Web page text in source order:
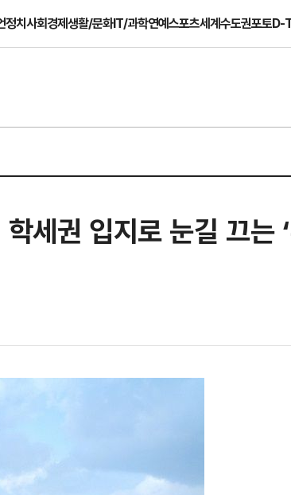
정치사회경제생활/문화IT/과학연예스포츠세계수도권포토D-
세권 입지로 눈길 끄는